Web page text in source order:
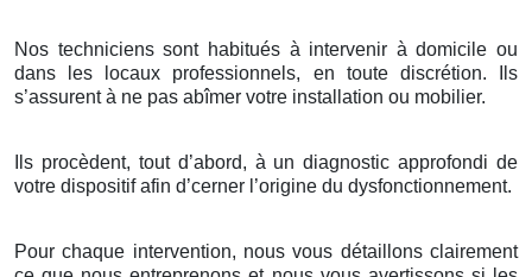
Nos techniciens sont habitués à intervenir à domicile ou
dans les locaux professionnels, en toute discrétion. Ils
s’assurent à ne pas abîmer votre installation ou mobilier.
Ils procèdent, tout d’abord, à un diagnostic approfondi de
votre dispositif afin d’cerner l’origine du dysfonctionnement.
Pour chaque intervention, nous vous détaillons clairement